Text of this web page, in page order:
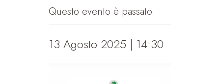
Questo evento è passato.
13 Agosto 2025 | 14:30